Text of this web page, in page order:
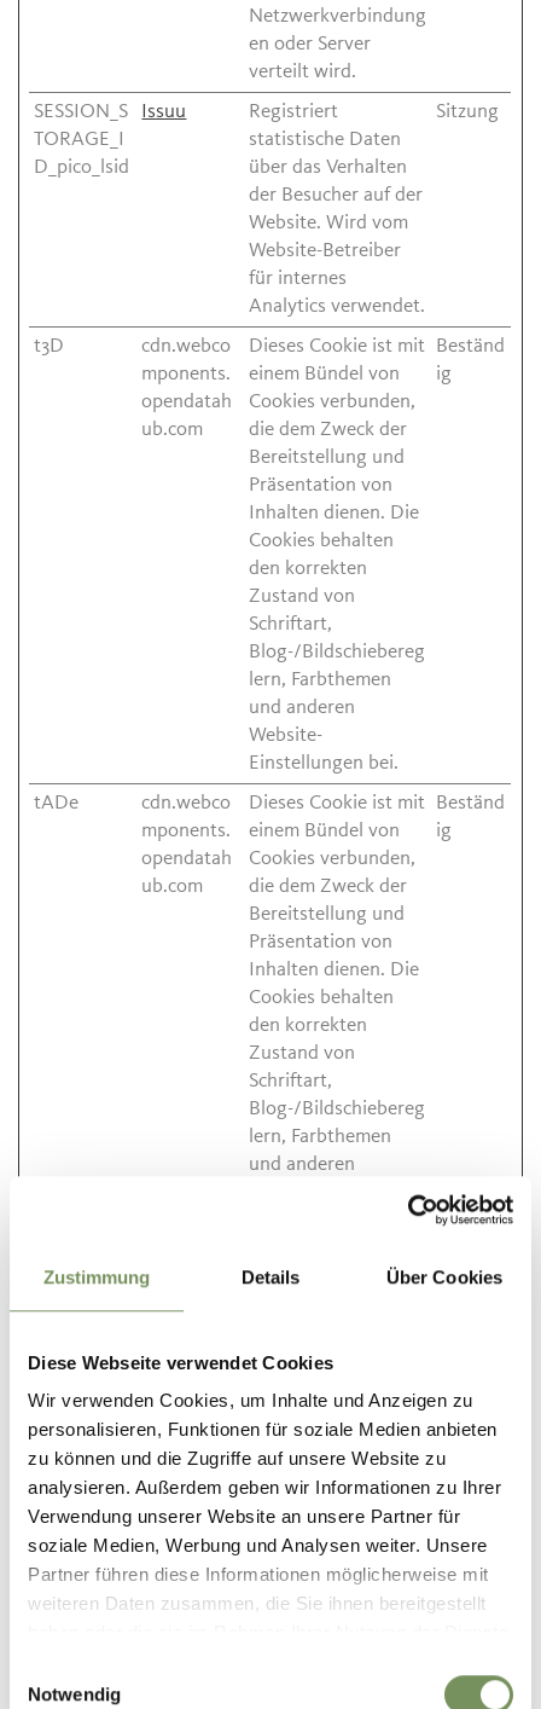
Zustimmung Details Über Cookies
Diese Webseite verwendet Cookies
Wir verwenden Cookies, um Inhalte und Anzeigen zu
personalisieren, Funktionen für soziale Medien anbieten
zu können und die Zugriffe auf unsere Website zu
analysieren. Außerdem geben wir Informationen zu Ihrer
Verwendung unserer Website an unsere Partner für
soziale Medien, Werbung und Analysen weiter. Unsere
Partner führen diese Informationen möglicherweise mit
weiteren Daten zusammen, die Sie ihnen bereitgestellt
Notwendig
Netzwerkverbindung
en oder Server
verteilt wird.
SESSION_S
TORAGE_I
D_pico_lsid
Issuu
Registriert
statistische Daten
über das Verhalten
der Besucher auf der
Website. Wird vom
Website-Betreiber
für internes
Analytics verwendet.
Sitzung
t3D
cdn.webco
mponents.
opendatah
ub.com
Dieses Cookie ist mit
einem Bündel von
Cookies verbunden,
die dem Zweck der
Bereitstellung und
Präsentation von
Inhalten dienen. Die
Cookies behalten
den korrekten
Zustand von
Schriftart,
Blog-/Bildschiebereg
lern, Farbthemen
und anderen
Website-
Einstellungen bei.
Beständ
ig
tADe
cdn.webco
mponents.
opendatah
ub.com
Dieses Cookie ist mit
einem Bündel von
Cookies verbunden,
die dem Zweck der
Bereitstellung und
Präsentation von
Inhalten dienen. Die
Cookies behalten
den korrekten
Zustand von
Schriftart,
Blog-/Bildschiebereg
lern, Farbthemen
und anderen
Beständ
ig
mponents.
opendatah
einem Bündel von
Bereitstellung und
Präsentation von
Inhalten dienen. Die
Cookies behalten
den korrekten
Zustand von
Schriftart,
Blog-/Bildschiebereg
lern, Farbthemen
ig